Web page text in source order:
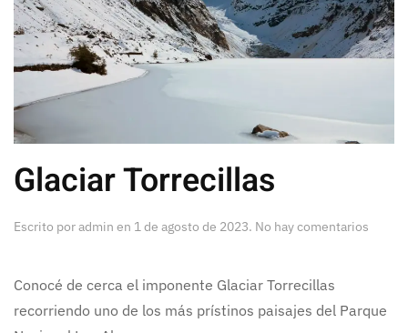
Glaciar Torrecillas
Escrito poradmin en 1 de agosto de 2023. No hay comentarios
Conocé de cerca el imponente Glaciar Torrecillas
recorriendo uno de los más prístinos paisajes del Parque